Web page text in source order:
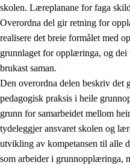
skolen. Læreplanane for faga
Overordna del gir retning for
realisere det breie formålet med
grunnlaget for opplæringa, og dei
brukast saman.
Den overordna delen beskriv det
pedagogisk praksis i heile
grunn for samarbeidet mellom
tydeleggjer ansvaret skolen og
utvikling av kompetansen til alle
som arbeider i grunnopplæringa,